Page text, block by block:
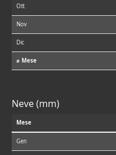
Ott
Nov
Dic
⌀ Mese
Neve (mm)
Mese
Gen